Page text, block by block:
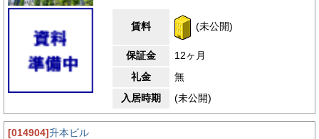
賃料 (未公開)
保証金
12ヶ月
礼金
無
入居時期
(未公開)
[014904]升本ビル